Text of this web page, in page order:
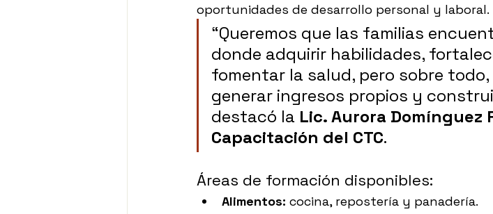
oportunidades de desarrollo personal y laboral.
“Queremos que las familias
donde adquirir habilidades,
fomentar la salud, pero sobre
generar ingresos propios y
destacó la Lic. Aurora Domínguez
Capacitación del CTC.
Áreas de formación disponibles:
Alimentos: cocina, repostería y panadería.